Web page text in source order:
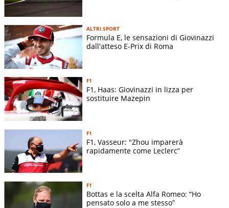
ALTRI SPORT
Formula E, le sensazioni di Giovinazzi
dall'atteso E-Prix di Roma
F1
F1, Haas: Giovinazzi in lizza per
sostituire Mazepin
F1
F1, Vasseur: "Zhou imparerà
rapidamente come Leclerc”
F1
Bottas e la scelta Alfa Romeo: “Ho
pensato solo a me stesso”